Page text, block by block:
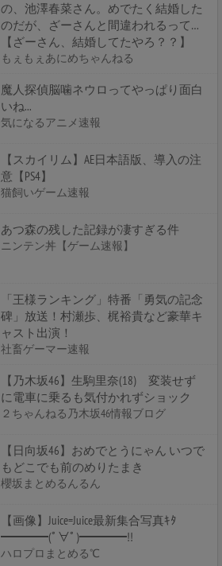
の、池澤春菜さん。めでたく結婚した
のだが、ざーさんと間違われるって…
【ざーさん、結婚してたやろ？？】
もぇもぇあにめちゃんねる
魔人探偵脳噛ネウロってやっぱり面白
いね...
気になるアニメ速報
【スカイリム】AE日本語版、導入の注
意【PS4】
猫飼いゲーム速報
あつ森の残した記録が凄すぎる件
ニンテン丼【ゲーム速報】
「王様ランキング」特番「勇気の記念
碑」放送！村瀬歩、梶裕貴など豪華キ
ャスト出演！
社畜ゲーマー速報
【乃木坂46】生駒里奈(18) 変装せず
に電車に乗るも気付かれずショック
２ちゃんねる乃木坂46情報ブログ
【日向坂46】おめでとうにゃん いつで
もどこでも前のめりたまき
櫻坂まとめるんるん
【画像】Juice=Juice最新集合写真ｷﾀ
━━━━(ﾟ∀ﾟ)━━━━!!
ハロプロまとめる℃